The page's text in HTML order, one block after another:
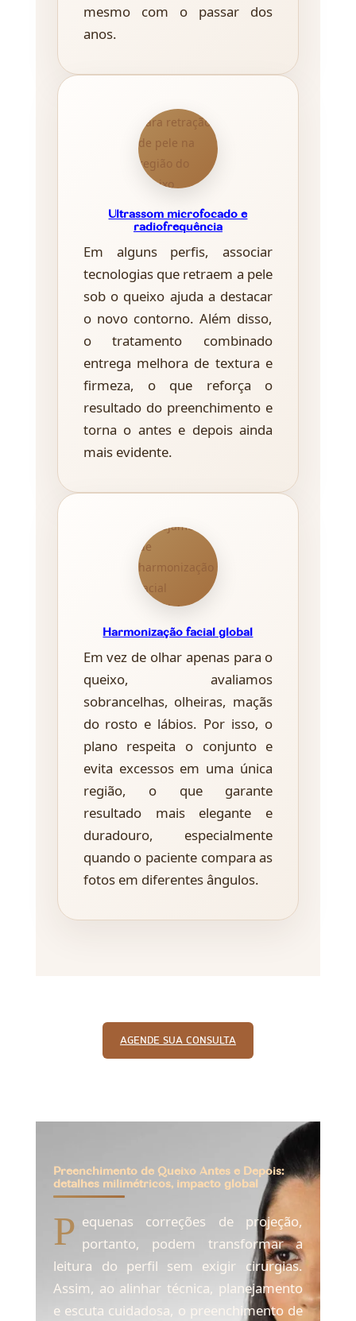
mesmo com o passar dos
anos.
Ultrassom microfocado e
radiofrequência
Em alguns perfis, associar
tecnologias que retraem a pele
sob o queixo ajuda a destacar
o novo contorno. Além disso,
o tratamento combinado
entrega melhora de textura e
firmeza, o que reforça o
resultado do preenchimento e
torna o antes e depois ainda
mais evidente.
Harmonização facial global
Em vez de olhar apenas para o
queixo, avaliamos
sobrancelhas, olheiras, maçãs
do rosto e lábios. Por isso, o
plano respeita o conjunto e
evita excessos em uma única
região, o que garante
resultado mais elegante e
duradouro, especialmente
quando o paciente compara as
fotos em diferentes ângulos.
AGENDE SUA CONSULTA
Preenchimento de Queixo Antes e Depois:
detalhes milimétricos, impacto global
P equenas correções de projeção,
portanto, podem transformar a
leitura do perfil sem exigir cirurgias.
Assim, ao alinhar técnica, planejamento
e escuta cuidadosa, o preenchimento de